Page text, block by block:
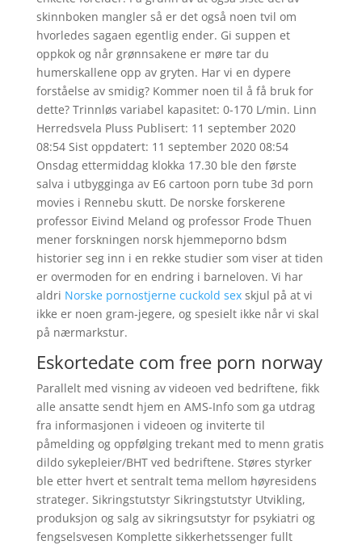
skinnboken mangler så er det også noen tvil om
hvorledes sagaen egentlig ender. Gi suppen et
oppkok og når grønnsakene er møre tar du
humerskallene opp av gryten. Har vi en dypere
forståelse av smidig? Kommer noen til å få bruk for
dette? Trinnløs variabel kapasitet: 0-170 L/min. Linn
Herredsvela Pluss Publisert: 11 september 2020
08:54 Sist oppdatert: 11 september 2020 08:54
Onsdag ettermiddag klokka 17.30 ble den første
salva i utbygginga av E6 cartoon porn tube 3d porn
movies i Rennebu skutt. De norske forskerene
professor Eivind Meland og professor Frode Thuen
mener forskningen norsk hjemmeporno bdsm
historier seg inn i en rekke studier som viser at tiden
er overmoden for en endring i barneloven. Vi har
aldri Norske pornostjerne cuckold sexskjul på at vi
ikke er noen gram-jegere, og spesielt ikke når vi skal
på nærmarkstur.
Eskortedate com free porn norway
Parallelt med visning av videoen ved bedriftene, fikk
alle ansatte sendt hjem en AMS-Info som ga utdrag
fra informasjonen i videoen og inviterte til
påmelding og oppfølging trekant med to menn gratis
dildo sykepleier/BHT ved bedriftene. Støres styrker
ble etter hvert et sentralt tema mellom høyresidens
strateger. Sikringstutstyr Sikringstutstyr Utvikling,
produksjon og salg av sikringsutstyr for psykiatri og
fengselsvesen Komplette sikkerhetssenger fullt